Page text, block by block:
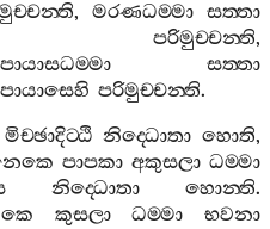
, මරණධම‍්මා සත‍්තා
පරිමුච‍්චන‍්ති,
සත‍්තා
පරිමුච‍්චන‍්ති.
මිච‍්ඡාදිට‍්ඨි නිද‍්ධොතා හොති,
පාපකා අකුසලා ධම‍්මා
නිද‍්ධොතා හොන‍්ති.
කුසලා ධම‍්මා
භවනා